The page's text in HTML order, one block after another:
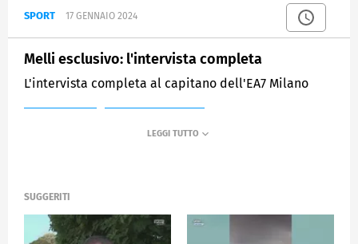
SPORT 17 GENNAIO 2024
Melli esclusivo: l'intervista completa
L'intervista completa al capitano dell'EA7 Milano
SUGGERITI